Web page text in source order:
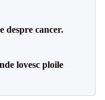
despre cancer.
lovesc ploile